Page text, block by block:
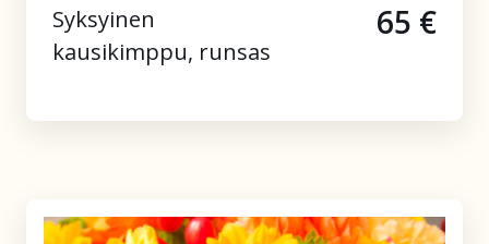
Syksyinen
kausikimppu, runsas
65 €